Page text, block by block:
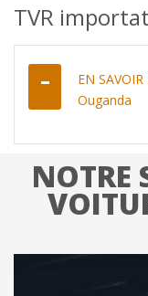
TVR
EN
Ouganda
NOTRE